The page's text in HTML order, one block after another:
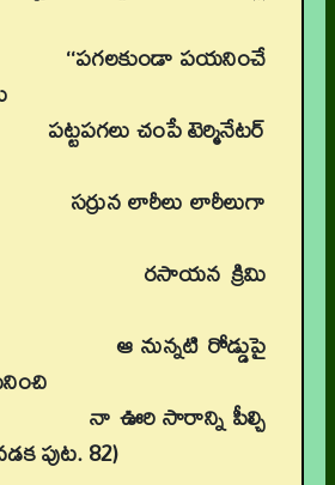
పయనించే
చంపే టెర్మినేటర్‌
లారీలు లారీలుగా
క్రిమి
రోడ్డుపై
సారాన్ని పీల్చి
పుట. 82)